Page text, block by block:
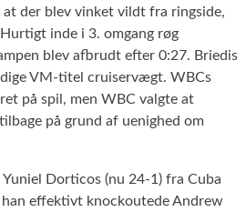
at der blev vinket vildt fra ringside,
inde i 3. omgang røg
blev afbrudt efter 0:27. Briedis
VM-titel cruiservægt. WBCs
på spil, men WBC valgte at
på grund af uenighed om
Dorticos (nu 24-1) fra Cuba
han effektivt knockoutede Andrew